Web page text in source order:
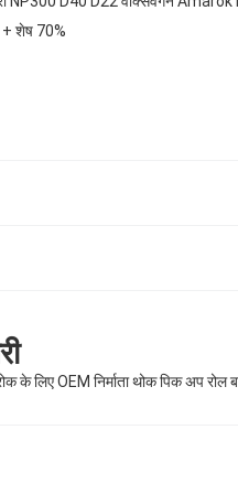
+ शेष 70%
के लिए OEM निर्माता थोक पिक अप रोल